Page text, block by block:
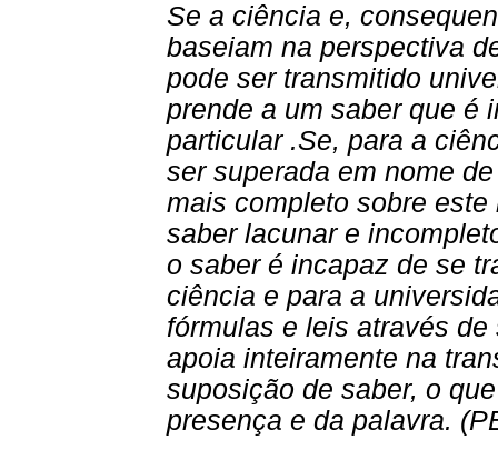
Se a ciência e,
baseiam na perspectiva
pode ser transmitido
prende a um saber que é
particular .Se, para a
ser superada em nome
mais completo sobre
saber lacunar e
o saber é incapaz de se
ciência e para a
fórmulas e leis através
apoia inteiramente na
suposição de saber, o
presença e da palavra.